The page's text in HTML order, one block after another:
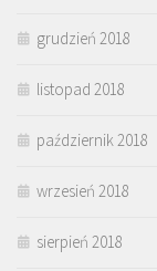
grudzień 2018
listopad 2018
październik 2018
wrzesień 2018
sierpień 2018